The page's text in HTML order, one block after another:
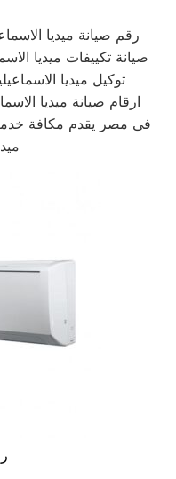
رقم صيانة ميديا
صيانة تكييفات ميديا
توكيل ميديا
ارقام صيانة ميديا
فى مصر يقدم مكافة